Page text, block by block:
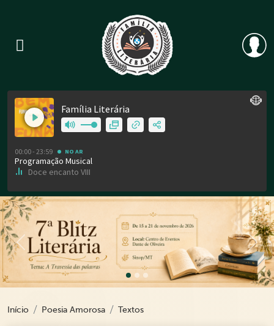
Previous
Início Poesia Amorosa Textos